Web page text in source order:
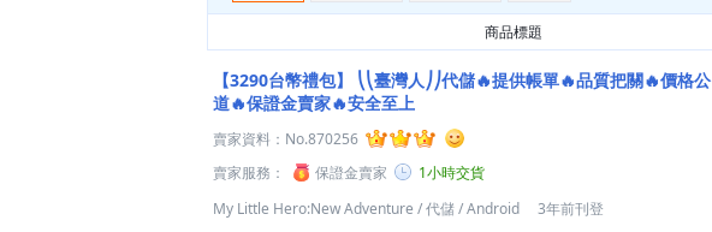
商品標題
【3290台幣禮包】
⎝⎝臺灣人⎠⎠代儲🔥提供帳單🔥品質把關🔥價格公
道🔥保證金賣家🔥安全至上
賣家資料： No.870256
賣家服務：
保證金賣家
1小時交貨
My Little Hero:New Adventure /代儲/Android 3年前刊登